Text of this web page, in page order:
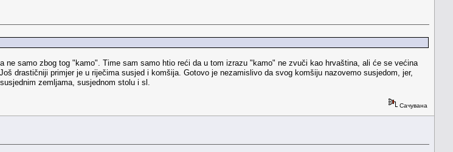
samo zbog tog "kamo". Time sam samo htio reći da u tom izrazu "kamo" ne zvuči kao hrvaština, ali će se većina
drastičniji primjer je u riječima susjed i komšija. Gotovo je nezamislivo da svog komšiju nazovemo susjedom, jer,
zemljama, susjednom stolu i sl.
Сачувана